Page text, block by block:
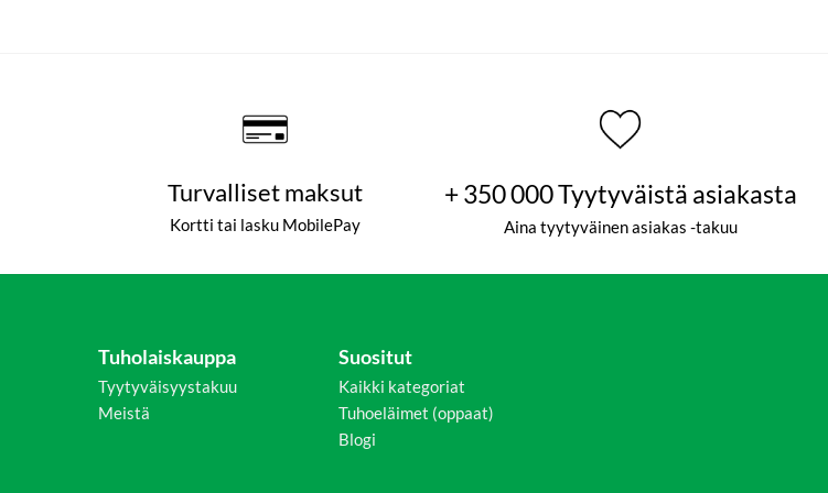
Turvalliset maksut
Kortti tai lasku MobilePay
+ 350 000 Tyytyväistä asiakasta
Aina tyytyväinen asiakas -takuu
Tuholaiskauppa
Tyytyväisyystakuu
Meistä
Suositut
Kaikki kategoriat
Tuhoeläimet (oppaat)
Blogi